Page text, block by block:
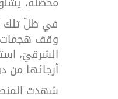
في ظلّ تلك
وقف هجمات
الشرقيّ،
أرجائها من
شهدت